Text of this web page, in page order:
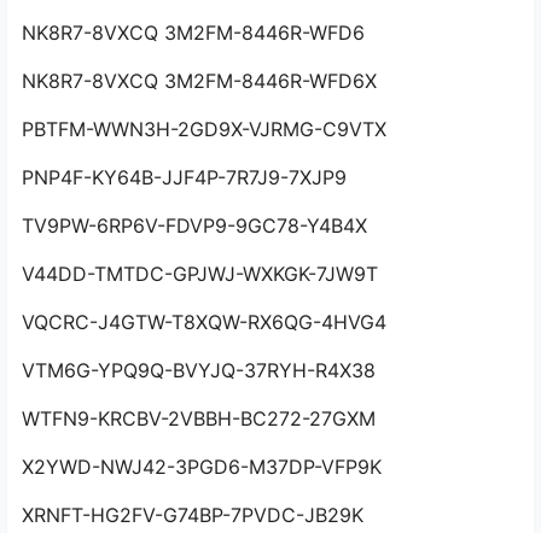
NK8R7-8VXCQ 3M2FM-8446R-WFD6
NK8R7-8VXCQ 3M2FM-8446R-WFD6X
PBTFM-WWN3H-2GD9X-VJRMG-C9VTX
PNP4F-KY64B-JJF4P-7R7J9-7XJP9
TV9PW-6RP6V-FDVP9-9GC78-Y4B4X
V44DD-TMTDC-GPJWJ-WXKGK-7JW9T
VQCRC-J4GTW-T8XQW-RX6QG-4HVG4
VTM6G-YPQ9Q-BVYJQ-37RYH-R4X38
WTFN9-KRCBV-2VBBH-BC272-27GXM
X2YWD-NWJ42-3PGD6-M37DP-VFP9K
XRNFT-HG2FV-G74BP-7PVDC-JB29K